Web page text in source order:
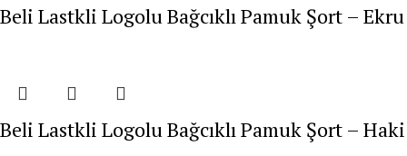
Beli Lastkli Logolu Bağcıklı Pamuk Şort – Ekru
Beli Lastkli Logolu Bağcıklı Pamuk Şort – Haki